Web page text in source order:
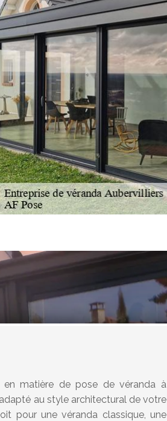
en matière de pose de véranda à
au style architectural de votre
pour une véranda classique, une